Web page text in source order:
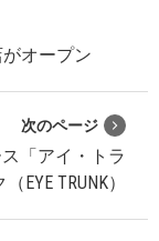
オープン
次のページ
「アイ・トラ
EYE TRUNK）